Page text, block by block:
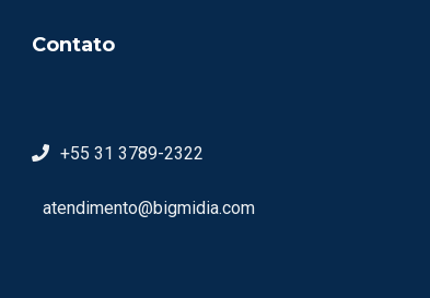
Contato
+55 31 3789-2322
atendimento@bigmidia.com